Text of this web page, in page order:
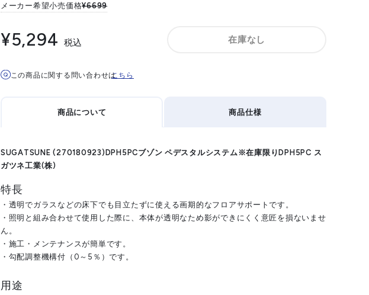
メーカー希望小売価格¥6699
¥5,294 税込 在庫なし
この商品に関する問い合わせはこちら
商品について
SUGATSUNE (270180923)DPH5PCブゾン ペデスタルシステム※在庫限りDPH5PC ス
ガツネ工業(株)
特長
・透明でガラスなどの床下でも目立たずに使える画期的なフロアサポートです。
・照明と組み合わせて使用した際に、本体が透明なため影ができにくく意匠を損ないませ
ん。
・施工・メンテナンスが簡単です。
・勾配調整機構付（0～5％）です。
用途
商品仕様